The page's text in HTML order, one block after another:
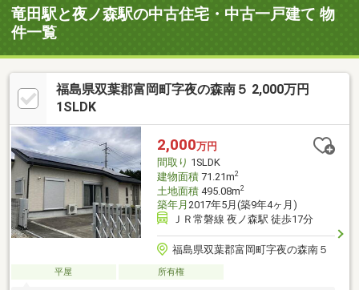
竜田駅と夜ノ森駅の中古住宅・中古一戸建て 物
件一覧
福島県双葉郡富岡町字夜の森南５ 2,000万円
1SLDK
2,000万円
間取り 1SLDK
建物面積71.21m2
土地面積495.08m2
築年月 2017年5月(築9年4ヶ月)
ＪＲ常磐線 夜ノ森駅 徒歩17分
福島県双葉郡富岡町字夜の森南５
平屋 所有権